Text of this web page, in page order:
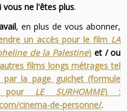
ne l'êtes plus.
, en plus de vous abonner,
un accès pour le film LA
de la Palestine) et / ou
films longs métrages tel
la page guichet (formule
LE SURHOMME) :
cinema-de-personne/.